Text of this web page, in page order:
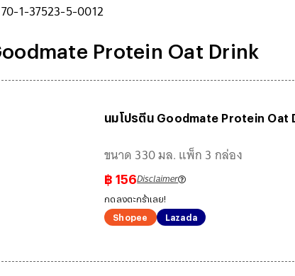
1-37523-5-0012
Protein Oat Drink
นมโปรตีน Goodmate Protein Oat
ขนาด 330 มล. แพ็ก 3 กล่อง
฿ 156Disclaimer
กดลงตะกร้าเลย!
Shopee
Lazada